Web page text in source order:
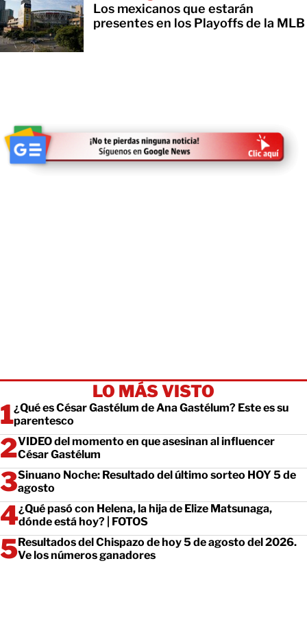
Los mexicanos que estarán
presentes en los Playoffs de la MLB
LO MÁS VISTO
¿Qué es César Gastélum de Ana Gastélum? Este es su
parentesco
VIDEO del momento en que asesinan al influencer
César Gastélum
Sinuano Noche: Resultado del último sorteo HOY 5 de
agosto
¿Qué pasó con Helena, la hija de Elize Matsunaga,
dónde está hoy? | FOTOS
Resultados del Chispazo de hoy 5 de agosto del 2026.
Ve los números ganadores